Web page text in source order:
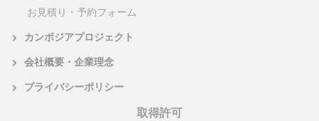
お見積り・予約フォーム
カンボジアプロジェクト
会社概要・企業理念
プライバシーポリシー
取得許可